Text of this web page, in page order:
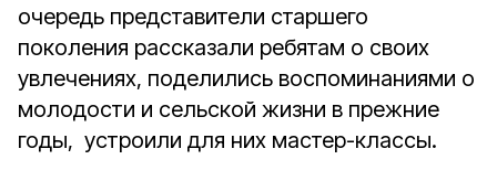
очередь представители старшего
поколения рассказали ребятам о своих
увлечениях, поделились воспоминаниями о
молодости и сельской жизни в прежние
годы, устроили для них мастер-классы.